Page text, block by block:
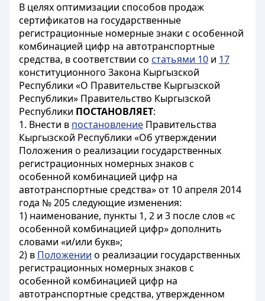
В целях оптимизации способов продаж
сертификатов на государственные
регистрационные номерные знаки с особенной
комбинацией цифр на автотранспортные
средства, в соответствии со статьями 10 и 17
конституционного Закона Кыргызской
Республики «О Правительстве Кыргызской
Республики» Правительство Кыргызской
Республики ПОСТАНОВЛЯЕТ:
1. Внести в постановление Правительства
Кыргызской Республики «Об утверждении
Положения о реализации государственных
регистрационных номерных знаков с
особенной комбинацией цифр на
автотранспортные средства» от 10 апреля 2014
года № 205 следующие изменения:
1) наименование, пункты 1, 2 и 3 после слов «с
особенной комбинацией цифр» дополнить
словами «и/или букв»;
2) в Положении о реализации государственных
регистрационных номерных знаков с
особенной комбинацией цифр на
автотранспортные средства, утвержденном